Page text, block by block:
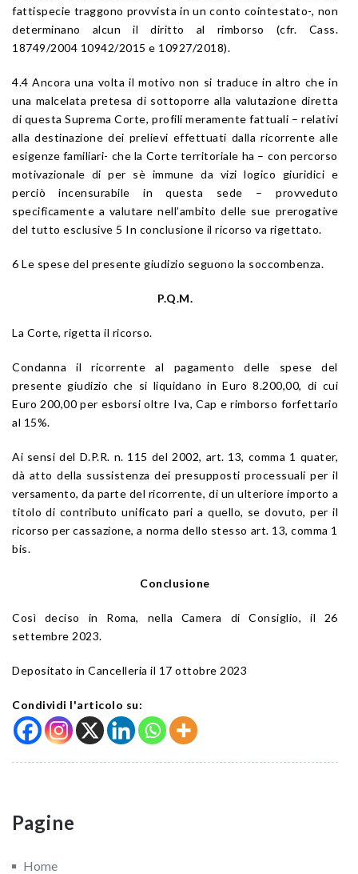
fattispecie traggono provvista in un conto cointestato-, non
determinano alcun il diritto al rimborso (cfr. Cass.
18749/2004 10942/2015 e 10927/2018).
4.4 Ancora una volta il motivo non si traduce in altro che in
una malcelata pretesa di sottoporre alla valutazione diretta
di questa Suprema Corte, profili meramente fattuali – relativi
alla destinazione dei prelievi effettuati dalla ricorrente alle
esigenze familiari- che la Corte territoriale ha – con percorso
motivazionale di per sè immune da vizi logico giuridici e
perciò incensurabile in questa sede – provveduto
specificamente a valutare nell’ambito delle sue prerogative
del tutto esclusive 5 In conclusione il ricorso va rigettato.
6 Le spese del presente giudizio seguono la soccombenza.
P.Q.M.
La Corte, rigetta il ricorso.
Condanna il ricorrente al pagamento delle spese del
presente giudizio che si liquidano in Euro 8.200,00, di cui
Euro 200,00 per esborsi oltre Iva, Cap e rimborso forfettario
al 15%.
Ai sensi del D.P.R. n. 115 del 2002, art. 13, comma 1 quater,
dà atto della sussistenza dei presupposti processuali per il
versamento, da parte del ricorrente, di un ulteriore importo a
titolo di contributo unificato pari a quello, se dovuto, per il
ricorso per cassazione, a norma dello stesso art. 13, comma 1
bis.
Conclusione
Così deciso in Roma, nella Camera di Consiglio, il 26
settembre 2023.
Depositato in Cancelleria il 17 ottobre 2023
Condividi l'articolo su:
Pagine
Home